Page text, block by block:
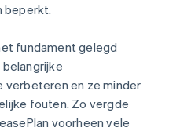
beperkt.
fundament gelegd
en ze minder
fouten. Zo vergde
voorheen vele